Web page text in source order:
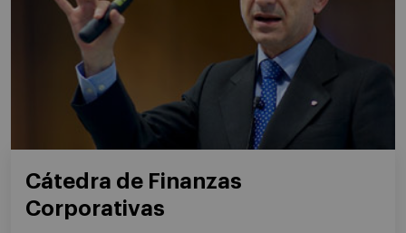
Cátedra de Finanzas
Corporativas